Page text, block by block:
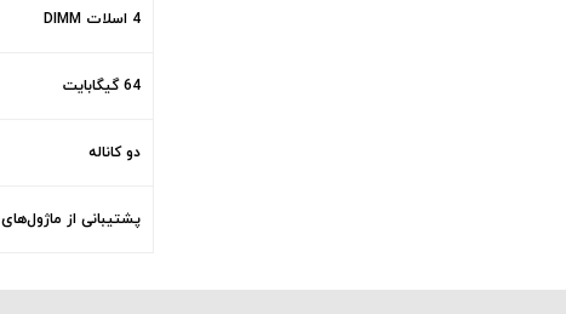
4 اسلات DIMM
64 گیگابایت
دو کاناله
پشتیبانی از ماژول‌های non-ECC از نوع Un-buffered